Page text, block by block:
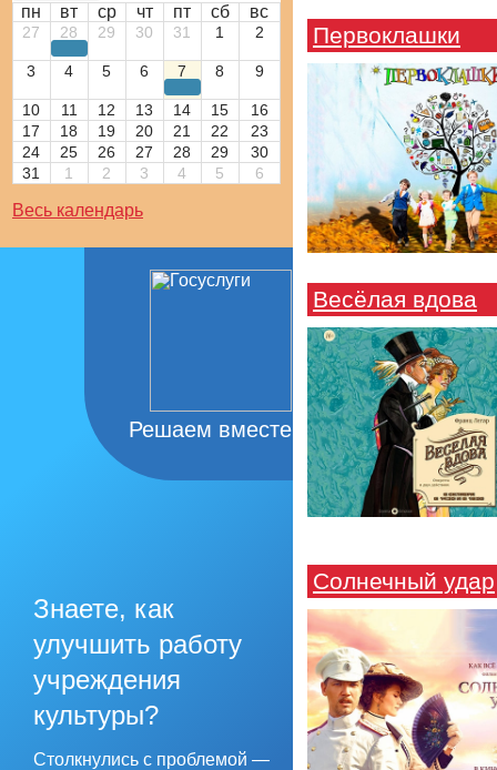
пн вт ср чт пт сб вс
27 28 29 30 31 1 2
3 4 5 6 7 8 9
10 11 12 13 14 15
16
17
18 19 20 21 22
23
24
25 26 27 28 29
30
31
1 2 3 4 5 6
Весь календарь
Решаем вместе
Знаете, как
улучшить работу
учреждения
культуры?
Столкнулись с проблемой —
Первоклашки
Весёлая вдова
Солнечный удар